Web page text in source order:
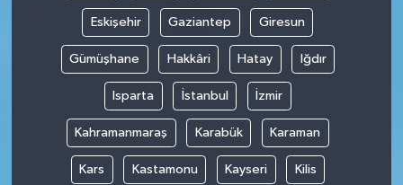
Eskişehir Gaziantep Giresun
Gümüşhane Hakkâri Hatay Iğdır
Isparta İstanbul İzmir
Kahramanmaraş Karabük Karaman
Kars Kastamonu Kayseri Kilis